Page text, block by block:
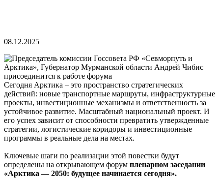
08.12.2025
Сегодня Арктика – это пространство стратегических
действий: новые транспортные маршруты, инфраструктурные
проекты, инвестиционные механизмы и ответственность за
устойчивое развитие. Масштабный национальный проект. И
его успех зависит от способности превратить утвержденные
стратегии, логистические коридоры и инвестиционные
программы в реальные дела на местах.
Ключевые шаги по реализации этой повестки будут
определены на открывающем форум пленарном заседании
«Арктика — 2050: будущее начинается сегодня».